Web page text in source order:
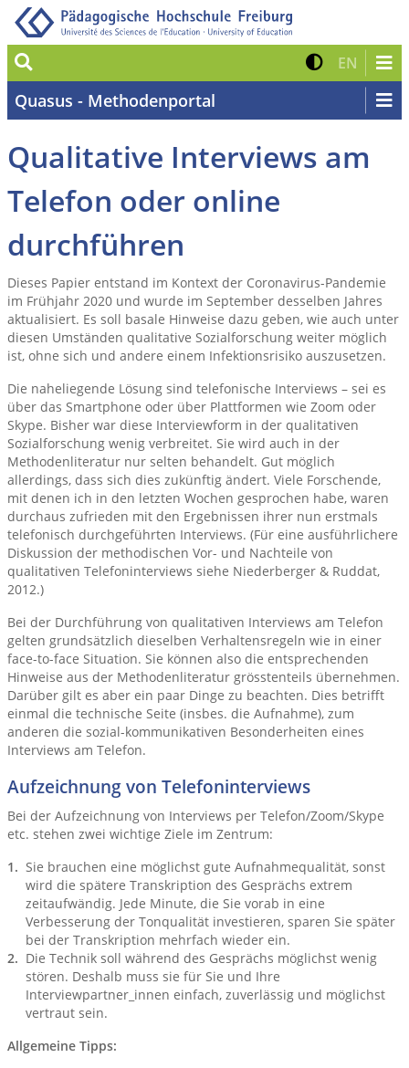
Suche Kontrast
EN Zur
Quasus - Methodenportal
Qualitative Interviews am
Telefon oder online
durchführen
Dieses Papier entstand im Kontext der Coronavirus-Pandemie
im Frühjahr 2020 und wurde im September desselben Jahres
aktualisiert. Es soll basale Hinweise dazu geben, wie auch unter
diesen Umständen qualitative Sozialforschung weiter möglich
ist, ohne sich und andere einem Infektionsrisiko auszusetzen.
Die naheliegende Lösung sind telefonische Interviews – sei es
über das Smartphone oder über Plattformen wie Zoom oder
Skype. Bisher war diese Interviewform in der qualitativen
Sozialforschung wenig verbreitet. Sie wird auch in der
Methodenliteratur nur selten behandelt. Gut möglich
allerdings, dass sich dies zukünftig ändert. Viele Forschende,
mit denen ich in den letzten Wochen gesprochen habe, waren
durchaus zufrieden mit den Ergebnissen ihrer nun erstmals
telefonisch durchgeführten Interviews. (Für eine ausführlichere
Diskussion der methodischen Vor- und Nachteile von
qualitativen Telefoninterviews siehe Niederberger & Ruddat,
2012.)
Bei der Durchführung von qualitativen Interviews am Telefon
gelten grundsätzlich dieselben Verhaltensregeln wie in einer
face-to-face Situation. Sie können also die entsprechenden
Hinweise aus der Methodenliteratur grösstenteils übernehmen.
Darüber gilt es aber ein paar Dinge zu beachten. Dies betrifft
einmal die technische Seite (insbes. die Aufnahme), zum
anderen die sozial-kommunikativen Besonderheiten eines
Interviews am Telefon.
Aufzeichnung von Telefoninterviews
Bei der Aufzeichnung von Interviews per Telefon/Zoom/Skype
etc. stehen zwei wichtige Ziele im Zentrum:
Sie brauchen eine möglichst gute Aufnahmequalität, sonst
wird die spätere Transkription des Gesprächs extrem
zeitaufwändig. Jede Minute, die Sie vorab in eine
Verbesserung der Tonqualität investieren, sparen Sie später
bei der Transkription mehrfach wieder ein.
Die Technik soll während des Gesprächs möglichst wenig
stören. Deshalb muss sie für Sie und Ihre
Interviewpartner_innen einfach, zuverlässig und möglichst
vertraut sein.
Allgemeine Tipps: